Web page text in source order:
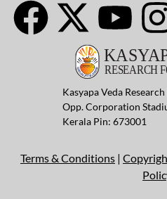
Kasyapa Veda
Opp. Corporation
Kerala Pin: 673001
Terms & Conditions |